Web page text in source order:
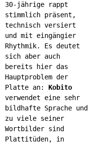
30-jährige rappt
stimmlich präsent,
technisch versiert
und mit eingängier
Rhythmik. Es deutet
sich aber auch
bereits hier das
Hauptproblem der
Platte an: Kobito
verwendet eine sehr
bildhafte Sprache und
zu viele seiner
Wortbilder sind
Plattitüden, in